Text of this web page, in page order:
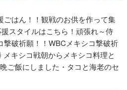
ごはん！！観戦のお供を作って集
スタイルはこちら！頑張れ～侍
撃破祈願！！WBCメキシコ撃破祈
キシコ戦朝からメキシコ料理と
ご飯にしました・タコと海老のセ